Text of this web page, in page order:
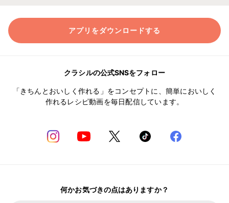
アプリをダウンロードする
クラシルの公式SNSをフォロー
「きちんとおいしく作れる」をコンセプトに、簡単においしく
作れるレシピ動画を毎日配信しています。
何かお気づきの点はありますか？